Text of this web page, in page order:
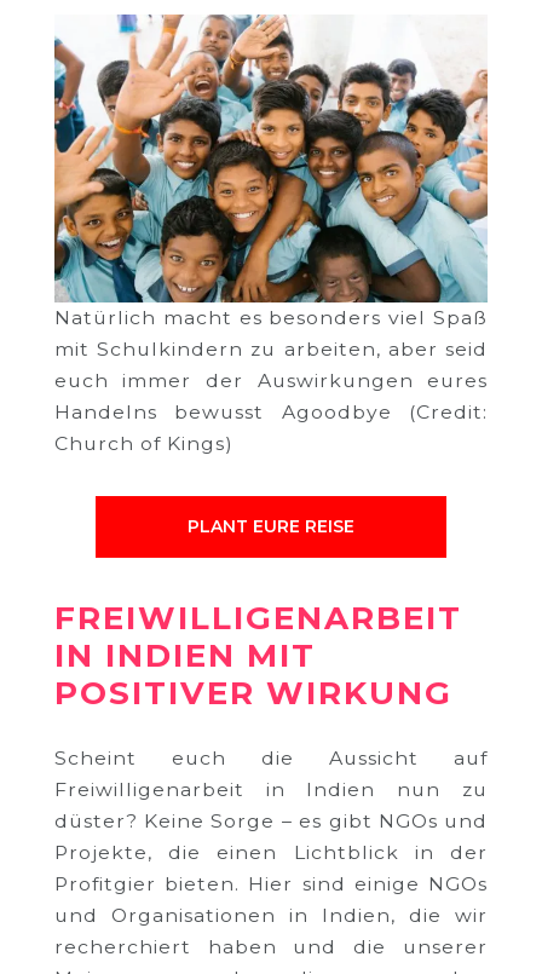
Natürlich macht es besonders viel Spaß
mit Schulkindern zu arbeiten, aber seid
euch immer der Auswirkungen eures
Handelns bewusst Agoodbye (Credit:
Church of Kings)
PLANT EURE REISE
FREIWILLIGENARBEIT
IN INDIEN MIT
POSITIVER WIRKUNG
Scheint euch die Aussicht auf
Freiwilligenarbeit in Indien nun zu
düster? Keine Sorge – es gibt NGOs und
Projekte, die einen Lichtblick in der
Profitgier bieten. Hier sind einige NGOs
und Organisationen in Indien, die wir
recherchiert haben und die unserer